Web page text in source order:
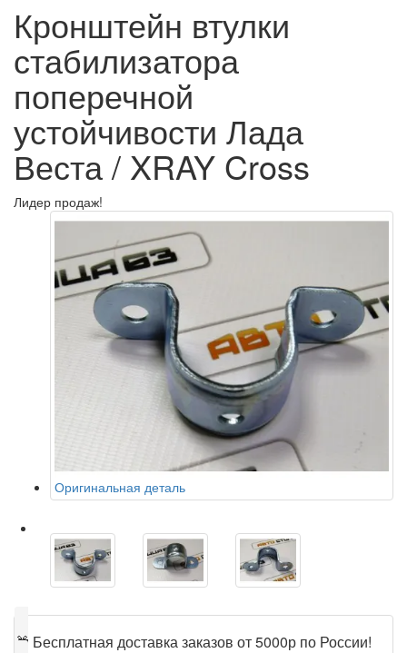
Кронштейн втулки
стабилизатора
поперечной
устойчивости Лада
Веста / XRAY Cross
Лидер продаж!
Оригинальная деталь
🎁 Бесплатная доставка заказов от 5000р по России!